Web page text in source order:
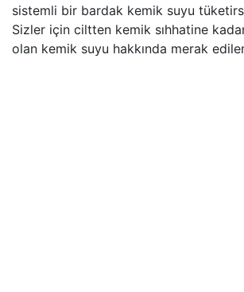
sistemli bir bardak kemik suyu
Sizler için ciltten kemik sıhhatine
olan kemik suyu hakkında merak